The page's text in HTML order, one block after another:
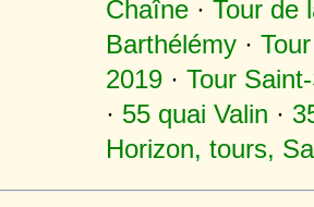
Chaîne· Tour de
Barthélémy·
2019· Tour
· 55 quai Valin ·
Horizon, tours,